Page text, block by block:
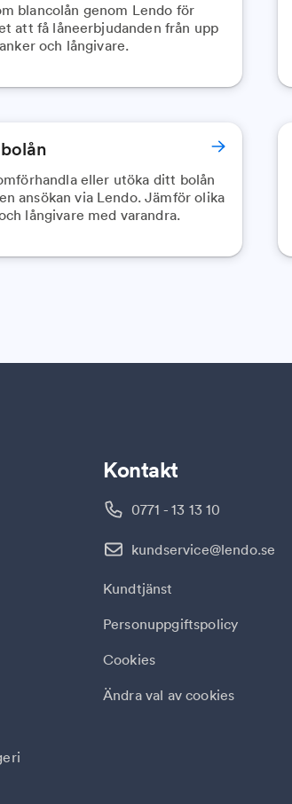
blancolån genom Lendo för
att få låneerbjudanden från upp
och långivare.
eller utöka ditt bolån
ansökan via Lendo. Jämför olika
långivare med varandra.
Kontakt
0771 - 13 13 10
kundservice@lendo.se
Kundtjänst
Personuppgiftspolicy
Cookies
Ändra val av cookies